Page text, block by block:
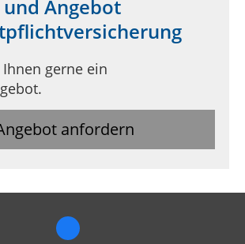
Angebot
gerne ein
anfordern